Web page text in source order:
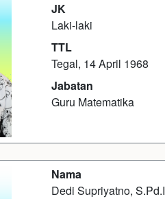
JK
Laki-laki
TTL
Tegal, 14 April 1968
Jabatan
Guru Matematika
Nama
Dedi Supriyatno, S.Pd.I